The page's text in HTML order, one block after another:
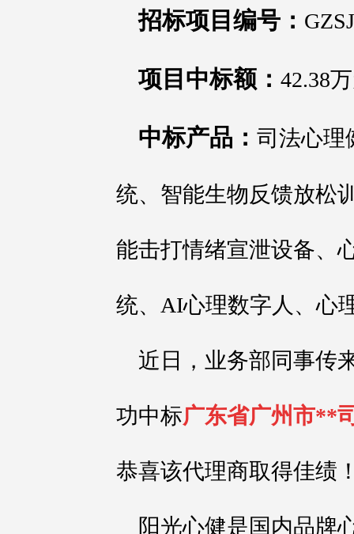
招标项目编号：
项目中标额： 42.38
中标产品： 司法心理
统、智能生物反馈放松
能击打情绪宣泄设备、
统、AI心理数字人、心
近日，业务部同事传
功中标广东省广州市**
恭喜该代理商取得佳绩
阳光心健是国内品牌